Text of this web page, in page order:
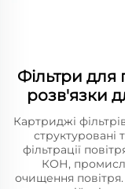
Фільтри для
розв'язки
Картриджі
структуровані
фільтрації
КОН,
очищення